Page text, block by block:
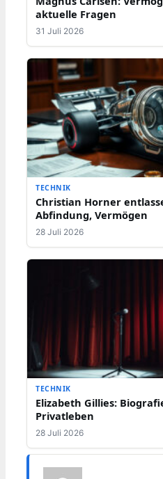
aktuelle Fragen
31 Juli 2026
TECHNIK
Christian Horner
Abfindung, Vermögen
28 Juli 2026
TECHNIK
Elizabeth Gillies:
Privatleben
28 Juli 2026